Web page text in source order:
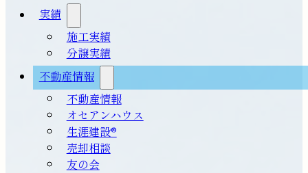
実績
施工実績
分譲実績
不動産情報
不動産情報
オセアンハウス
生涯建設®
売却相談
友の会